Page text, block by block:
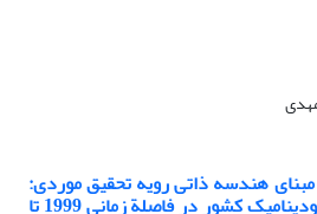
مبنای هندسه ذاتی رویه تحقیق موردی:
آنالیز تغییرشکل شبکة ژئودینامیک کشور در فاصلة زمانی 1999 تا